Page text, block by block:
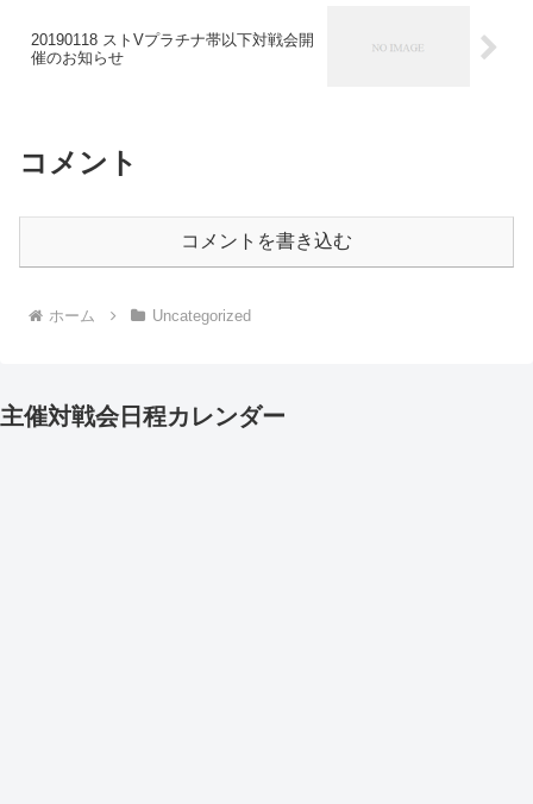
20190118 ストVプラチナ帯以下対戦会開
催のお知らせ
コメント
コメントを書き込む
ホーム Uncategorized
主催対戦会日程カレンダー